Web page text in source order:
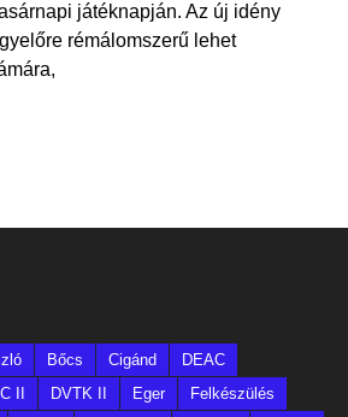
játéknapján. Az új idény
rémálomszerű lehet
Bőcs Cigánd
DEAC
II DVTK II Eger
Felkészülés